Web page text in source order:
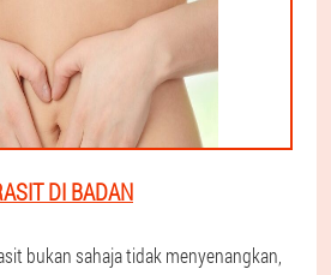
DI BADAN
bukan sahaja tidak menyenangkan,